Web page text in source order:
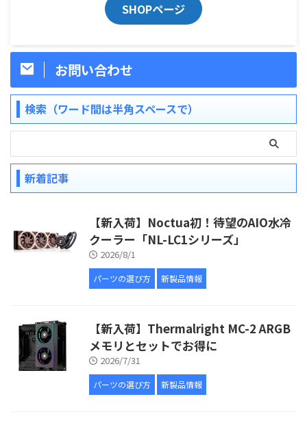
SHOPページ
お問い合わせ
検索（ワード間は半角スペースで）
新着記事
【新入荷】Noctua初！待望のAIO水冷
クーラー「NL-LC1シリーズ」
2026/8/1
パーツの選び方 新製品情報
【新入荷】Thermalright MC-2 ARGB
メモリとセットでお得に
2026/7/31
パーツの選び方 新製品情報